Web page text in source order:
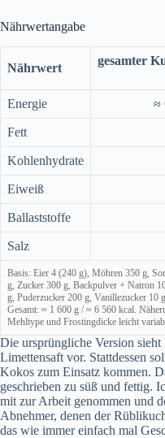
Nährwertangabe
Nährwert
gesamter
Energie ≈
Fett
Kohlenhydrate
Eiweiß
Ballaststoffe
Salz
Basis: Eier 4 (240 g), Möhren 350 g,
g, Zucker 300 g, Backpulver + Natron
g, Puderzucker 200 g, Vanillezucker 10
Gesamt: ≈ 1 600 g / ≈ 6 560 kcal.
Mehltype und Frostingdicke leicht
Die ursprüngliche Version
Limettensaft vor. Stattdessen
Kokos zum Einsatz kommen.
geschrieben zu süß und fettig.
mit zur Arbeit genommen und
Abnehmer, denen der
das wie immer einfach mal